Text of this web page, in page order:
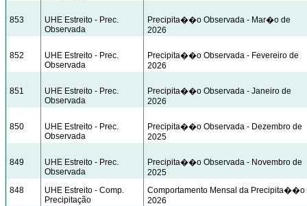
853
UHE Estreito - Prec.
Observada
Precipita��o Observada - Mar�o de
2026
852
UHE Estreito - Prec.
Observada
Precipita��o Observada - Fevereiro de
2026
851
UHE Estreito - Prec.
Observada
Precipita��o Observada - Janeiro de
2026
850
UHE Estreito - Prec.
Observada
Precipita��o Observada - Dezembro de
2025
849
UHE Estreito - Prec.
Observada
Precipita��o Observada - Novembro de
2025
848
UHE Estreito - Comp.
Precipitação
Comportamento Mensal da Precipita��o
2026